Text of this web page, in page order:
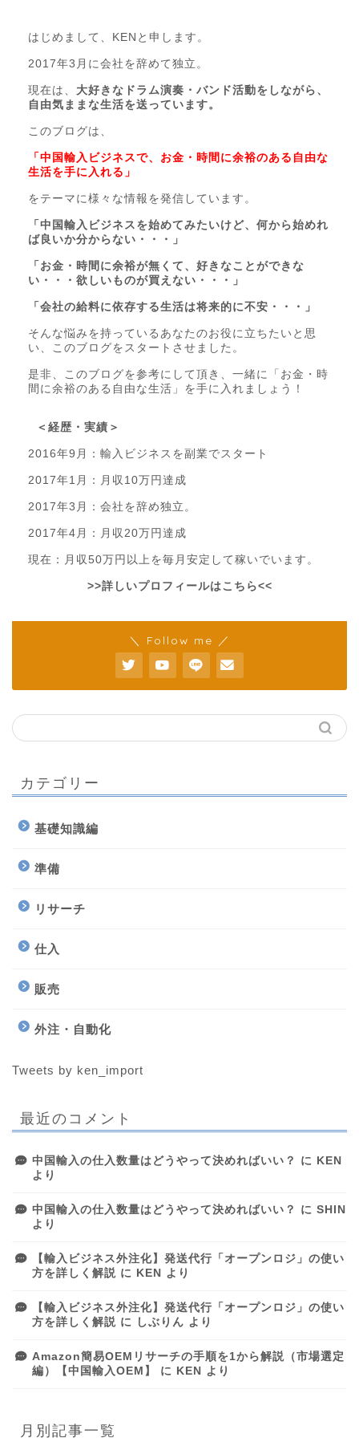
はじめまして、KENと申します。
2017年3月に会社を辞めて独立。
現在は、 大好きなドラム演奏・バンド活動をしながら、
自由気ままな生活を送っています。
このブログは、
「中国輸入ビジネスで、お金・時間に余裕のある自由な
生活を手に入れる」
をテーマに様々な情報を発信しています。
「中国輸入ビジネスを始めてみたいけど、何から始めれ
ば良いか分からない・・・」
「お金・時間に余裕が無くて、好きなことができな
い・・・欲しいものが買えない・・・」
「会社の給料に依存する生活は将来的に不安・・・」
そんな悩みを持っているあなたのお役に立ちたいと思
い、このブログをスタートさせました。
是非、このブログを参考にして頂き、一緒に「お金・時
間に余裕のある自由な生活」を手に入れましょう！
＜経歴・実績＞
2016年9月：輸入ビジネスを副業でスタート
2017年1月：月収10万円達成
2017年3月：会社を辞め独立。
2017年4月：月収20万円達成
現在：月収50万円以上を毎月安定して稼いでいます。
>>詳しいプロフィールはこちら<<
＼ Follow me ／
カテゴリー
基礎知識編
準備
リサーチ
仕入
販売
外注・自動化
Tweets by ken_import
最近のコメント
中国輸入の仕入数量はどうやって決めればいい？ に KEN
より
中国輸入の仕入数量はどうやって決めればいい？ に SHIN
より
【輸入ビジネス外注化】発送代行「オープンロジ」の使い
方を詳しく解説 に KEN より
【輸入ビジネス外注化】発送代行「オープンロジ」の使い
方を詳しく解説 に しぶりん より
Amazon簡易OEMリサーチの手順を1から解説（市場選定
編）【中国輸入OEM】
に KEN より
月別記事一覧